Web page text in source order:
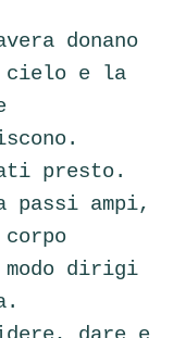
donano
cielo e la
presto.
ampi,
dirigi